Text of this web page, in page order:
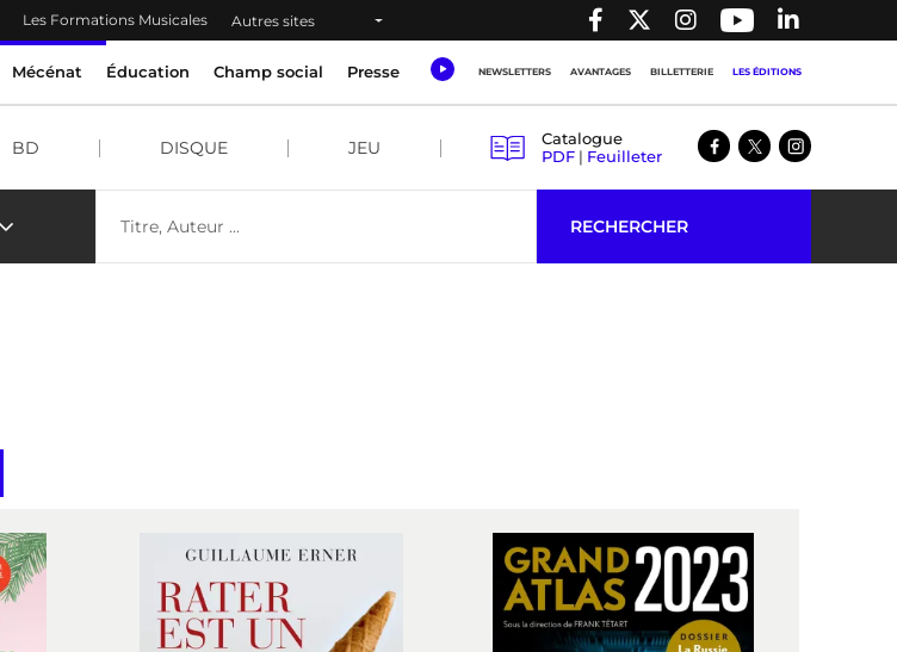
Les Formations Musicales Autres sites
Mécénat Éducation Champ social Presse NEWSLETTERS AVANTAGES BILLETTERIE LES ÉDITIONS
BD DISQUE JEU
Catalogue
PDF | Feuilleter
RECHERCHER